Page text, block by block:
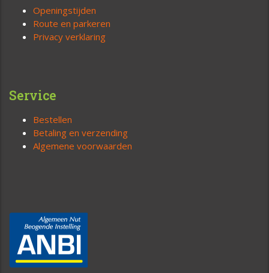
Openingstijden
Route en parkeren
Privacy verklaring
Service
Bestellen
Betaling en verzending
Algemene voorwaarden